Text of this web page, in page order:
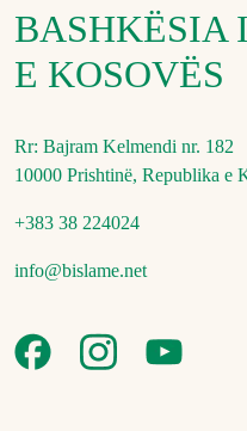
BASHKËSIA
E KOSOVËS
Rr: Bajram Kelmendi nr. 182
10000 Prishtinë, Republika e
+383 38 224024
info@bislame.net